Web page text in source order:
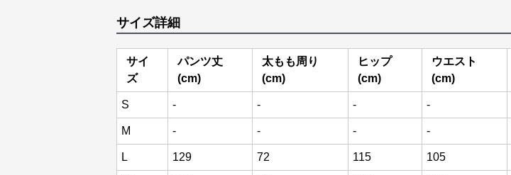
サイズ詳細
サイ
ズ
パンツ丈
(cm)
太もも周り
(cm)
ヒップ
(cm)
ウエスト
(cm)
S - - - -
M - - - -
L 129 72 115 105